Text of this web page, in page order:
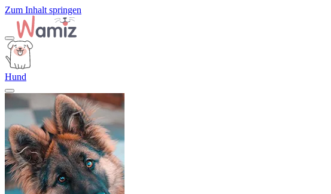
Zum Inhalt springen
Hund